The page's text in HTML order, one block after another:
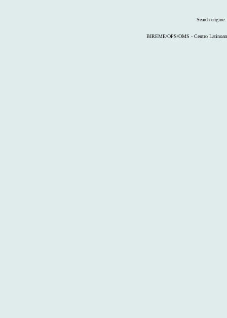
Search engine:
BIREME/OPS/OMS - Centro